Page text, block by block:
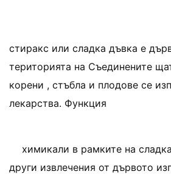
стиракс или сладка дъвка е
територията на Съединените
корени , стъбла и плодове се
лекарства. Функция
химикали в рамките на
други извлечения от дървото